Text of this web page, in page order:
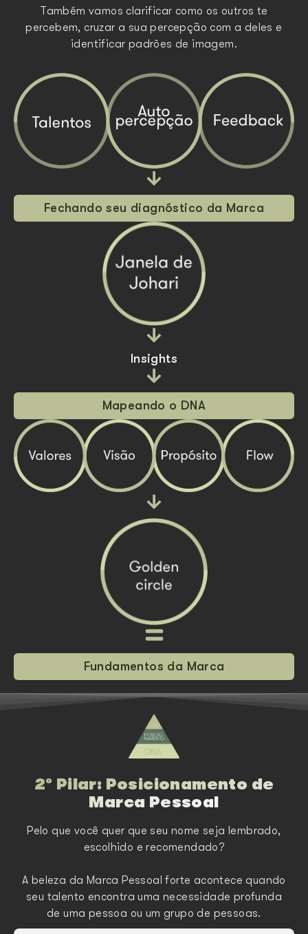
Também vamos clarificar como os outros te
percebem, cruzar a sua percepção com a deles e
identificar padrões de imagem.
Fechando seu diagnóstico da Marca
Insights
Mapeando o DNA
Fundamentos da Marca
2º Pilar: Posicionamento de
Marca Pessoal
Pelo que você quer que seu nome seja lembrado,
escolhido e recomendado?
A beleza da Marca Pessoal forte acontece quando
seu talento encontra uma necessidade profunda
de uma pessoa ou um grupo de pessoas.